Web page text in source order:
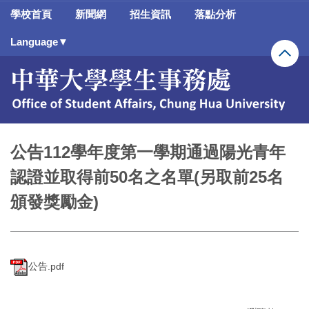
跳
主
容
區
學校首頁 新聞網 招生資訊 落點分析
Language▼
公告112學年度第一學期通過陽光青年
認證並取得前50名之名單(另取前25名
頒發獎勵金)
公告.pdf